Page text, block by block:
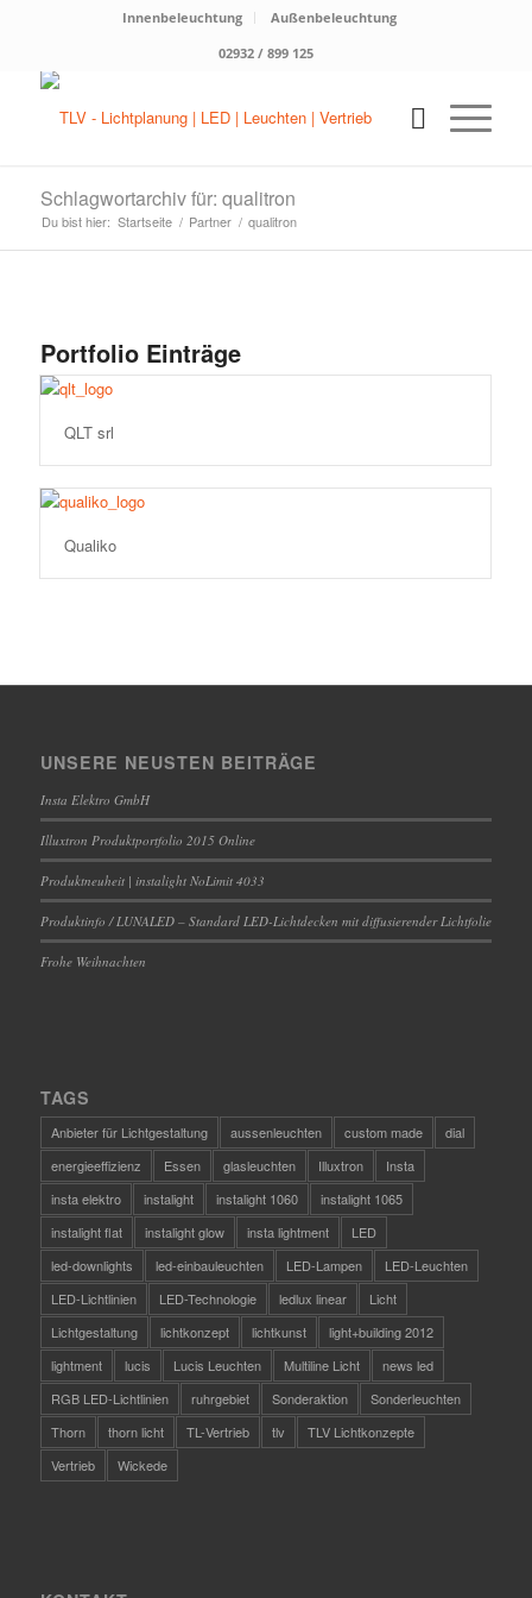
Innenbeleuchtung
Außenbeleuchtung
02932 / 899 125
Schlagwortarchiv für: qualitron
Du bist hier: Startseite / Partner / qualitron
Portfolio Einträge
QLT srl
Qualiko
UNSERE NEUSTEN BEITRÄGE
Insta Elektro GmbH
Illuxtron Produktportfolio 2015 Online
Produktneuheit | instalight NoLimit 4033
Produktinfo / LUNALED – Standard LED-Lichtdecken mit diffusierender Lichtfolie
Frohe Weihnachten
TAGS
Anbieter für Lichtgestaltung aussenleuchten custom made
dial
energieeffizienz
Essen glasleuchten Illuxtron
Insta
insta elektro
instalight instalight 1060
instalight 1065
instalight flat
instalight glow insta lightment
LED
led-downlights
led-einbauleuchten LED-Lampen
LED-Leuchten
LED-Lichtlinien
LED-Technologie ledlux linear
Licht
Lichtgestaltung
lichtkonzept lichtkunst
light+building 2012
lightment
lucis Lucis Leuchten Multiline Licht
news led
RGB LED-Lichtlinien
ruhrgebiet Sonderaktion
Sonderleuchten
Thorn
thorn licht TL-Vertrieb tlv
TLV Lichtkonzepte
Vertrieb
Wickede